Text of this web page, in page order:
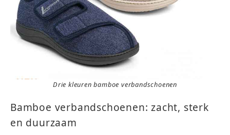
Drie kleuren bamboe verbandschoenen
Bamboe verbandschoenen: zacht, sterk
en duurzaam